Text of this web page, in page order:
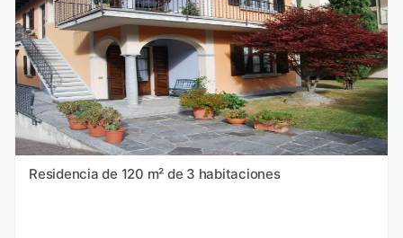
Residencia de 120 m² de 3 habitaciones